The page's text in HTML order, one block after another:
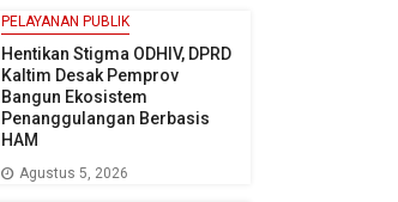
PELAYANAN PUBLIK
Hentikan Stigma ODHIV, DPRD
Kaltim Desak Pemprov
Bangun Ekosistem
Penanggulangan Berbasis
HAM
Agustus 5, 2026